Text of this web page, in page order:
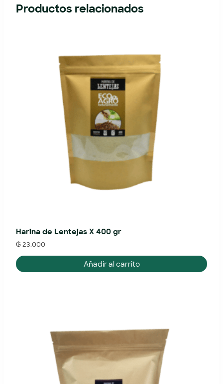
Productos relacionados
Harina de Lentejas X 400 gr
₲23.000
Añadir al carrito